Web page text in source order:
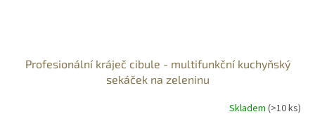
Profesionální kráječ cibule - multifunkční kuchyňský
sekáček na zeleninu
Skladem (>10 ks)